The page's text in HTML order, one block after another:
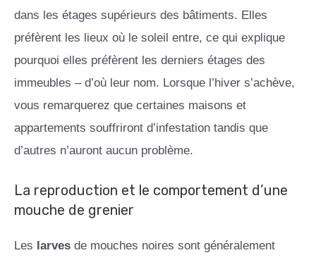
dans les étages supérieurs des bâtiments. Elles
préfèrent les lieux où le soleil entre, ce qui explique
pourquoi elles préfèrent les derniers étages des
immeubles – d’où leur nom. Lorsque l’hiver s’achève,
vous remarquerez que certaines maisons et
appartements souffriront d’infestation tandis que
d’autres n’auront aucun problème.
La reproduction et le comportement d’une
mouche de grenier
Les larves de mouches noires sont généralement